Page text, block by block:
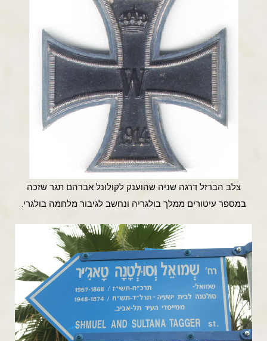
צלב הברזל דרגה שניה שהוענק לקולונל אברהם תגר שזכה
במספר עיטורים ממלך בולגריה ונחשב לגיבור מלחמה בולגרי.